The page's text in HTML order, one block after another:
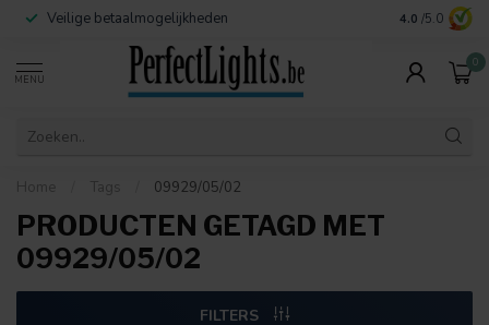
Veilige betaalmogelijkheden Contact:
4.0 /5.0
MENU
0
Home Tags 09929/05/02
PRODUCTEN GETAGD MET
09929/05/02
FILTERS